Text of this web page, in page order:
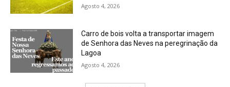
Agosto 4, 2026
Carro de bois volta a transportar imagem
de Senhora das Neves na peregrinação da
Lagoa
Agosto 4, 2026